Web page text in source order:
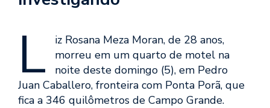
L
iz Rosana Meza Moran, de 28 anos,
morreu em um quarto de motel na
noite deste domingo (5), em Pedro
Juan Caballero, fronteira com Ponta Porã, que
fica a 346 quilômetros de Campo Grande.